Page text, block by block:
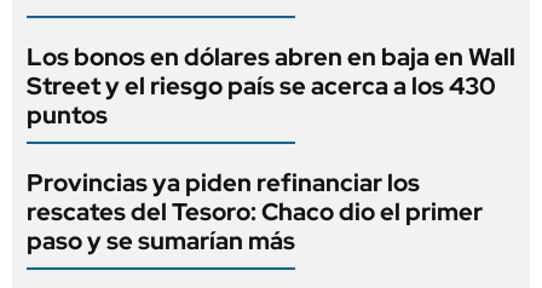
Los bonos en dólares abren en baja en Wall
Street y el riesgo país se acerca a los 430
puntos
Provincias ya piden refinanciar los
rescates del Tesoro: Chaco dio el primer
paso y se sumarían más